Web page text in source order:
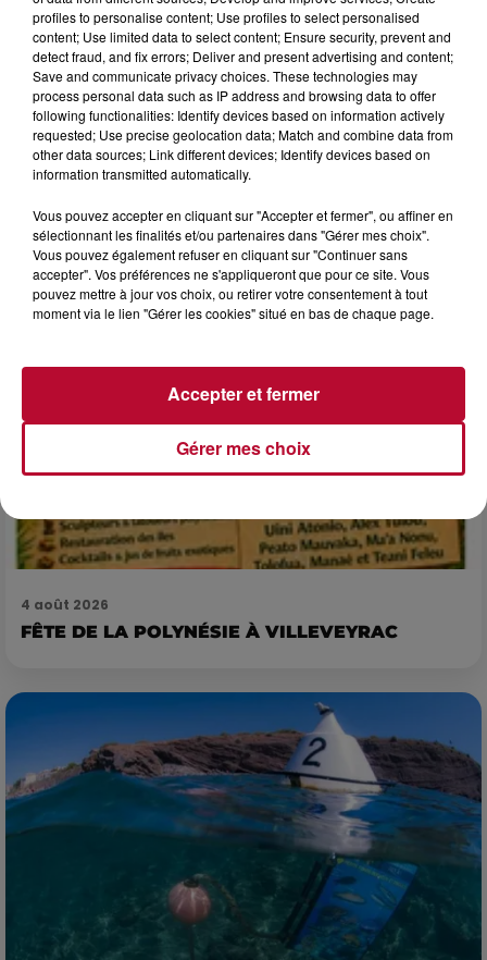
6 août 2026
NÎMES : « LE RÊVE DU GLADIATEUR » INVESTIT
LES ARÈNES CES 3...
Après un franc succès l'été dernier, le spectacle « Le Rêve
du gladiateur » revient illuminer l'amphithéâtre romain les 6,
7 et 8 août. Une fresque nocturne...
4 août 2026
FÊTE DE LA POLYNÉSIE À VILLEVEYRAC
profiles to personalise content; Use profiles to select personalised
content; Use limited data to select content; Ensure security, prevent and
detect fraud, and fix errors; Deliver and present advertising and content;
Save and communicate privacy choices. These technologies may
process personal data such as IP address and browsing data to offer
following functionalities: Identify devices based on information actively
requested; Use precise geolocation data; Match and combine data from
other data sources; Link different devices; Identify devices based on
information transmitted automatically.
Vous pouvez accepter en cliquant sur "Accepter et fermer", ou affiner en
sélectionnant les finalités et/ou partenaires dans "Gérer mes choix".
Vous pouvez également refuser en cliquant sur "Continuer sans
accepter". Vos préférences ne s'appliqueront que pour ce site. Vous
pouvez mettre à jour vos choix, ou retirer votre consentement à tout
moment via le lien "Gérer les cookies" situé en bas de chaque page.
Gérer mes choix
Accepter et fermer